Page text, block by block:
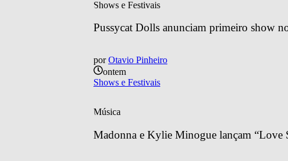
Shows e Festivais
Pussycat Dolls anunciam primeiro show
por Otavio Pinheiro
ontem
Shows e Festivais
Música
Madonna e Kylie Minogue lançam “Love